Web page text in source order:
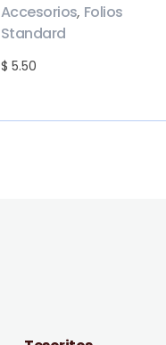
$ 5.50
Accesorios, Folios
Standard